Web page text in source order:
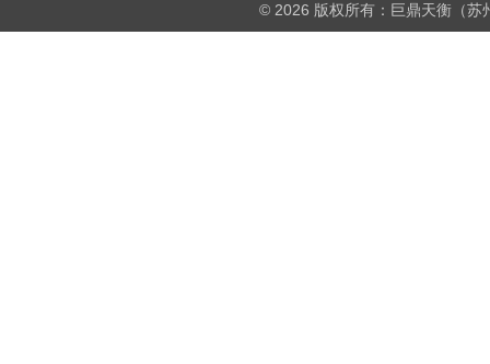
© 2026 版权所有：巨鼎天衡（